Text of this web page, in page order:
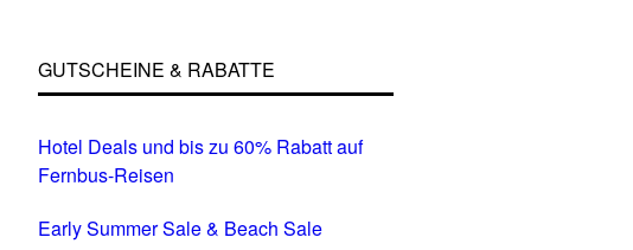
GUTSCHEINE & RABATTE
Hotel Deals und bis zu 60% Rabatt auf
Fernbus-Reisen
Early Summer Sale & Beach Sale